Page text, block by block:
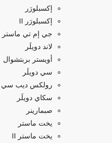
إكسبلورَر
إكسبلورَر II
جي إم تي ماستر II
لاند دويلَر
أويستر بربتشوال
سي دويلَر
رولكس ديب سي
سكاي دويلَر
صبمارينر
يخت ماستر
يخت ماستر II